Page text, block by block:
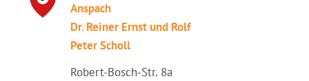
Anspach
Dr. Reiner Ernst und Rolf
Peter Scholl
Robert-Bosch-Str. 8a